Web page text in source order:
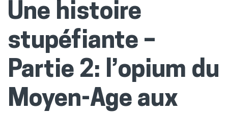
Une histoire
stupéfiante –
Partie 2: l’opium du
Moyen-Age aux